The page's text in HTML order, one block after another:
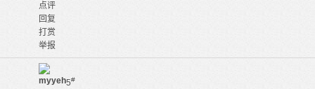
点评
回复
打赏
举报
myyeh5#